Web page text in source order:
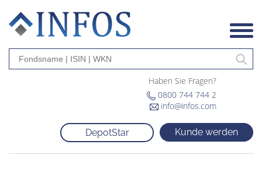
Haben Sie Fragen?
0800 744 744 2
info@infos.com
DepotStar Kunde werden